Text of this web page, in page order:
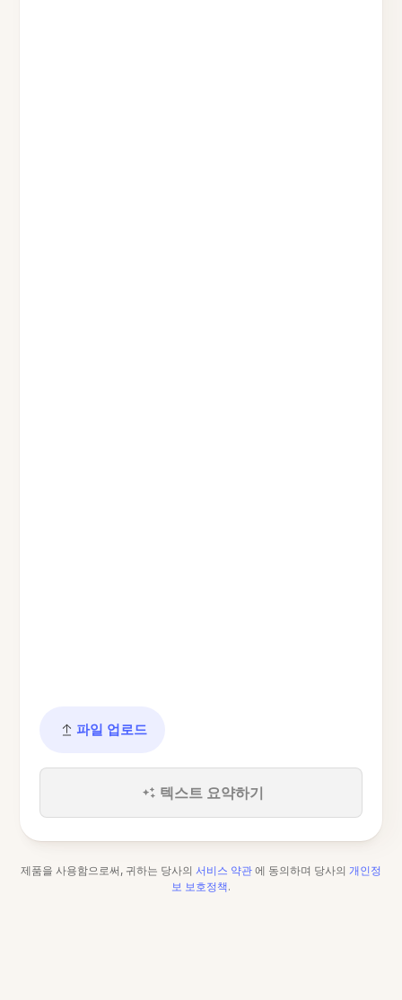
파일 업로드
텍스트 요약하기
제품을 사용함으로써, 귀하는 당사의 서비스 약관 에 동의하며 당사의 개인정
보 보호정책.